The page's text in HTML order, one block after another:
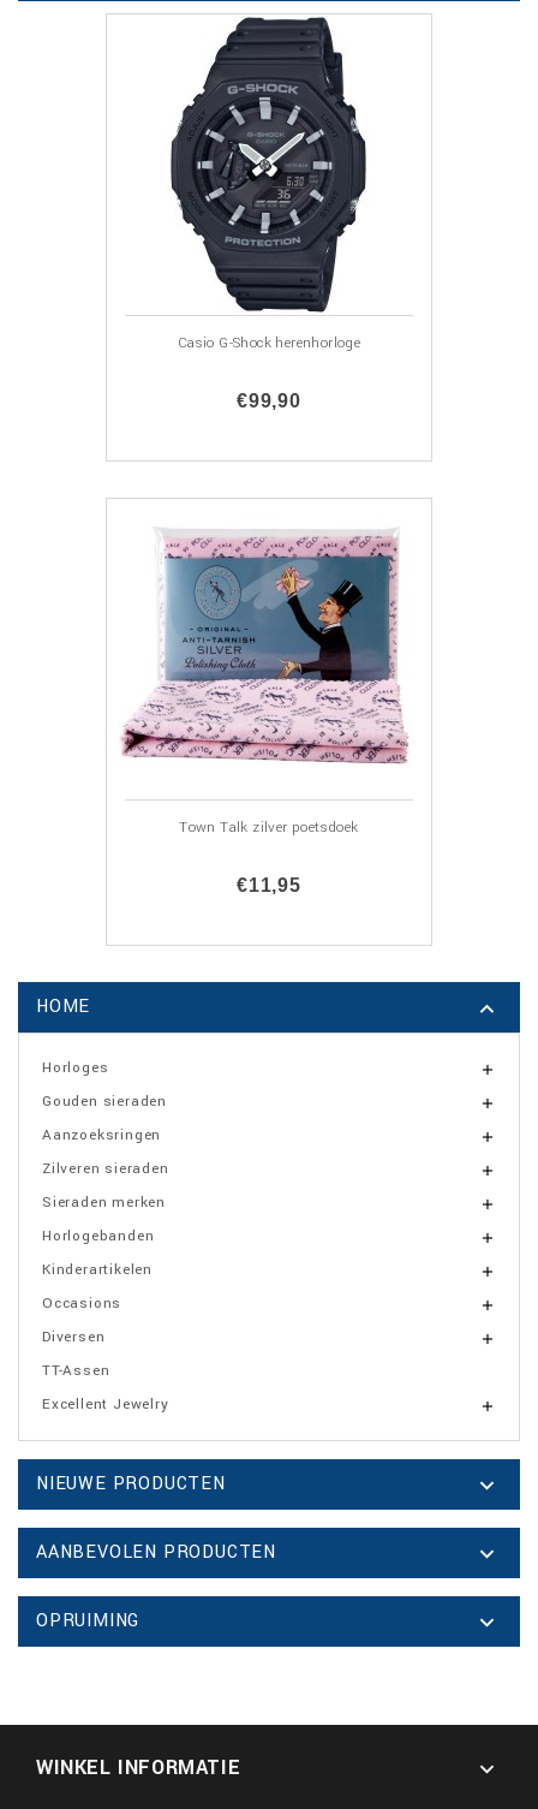
Casio G-Shock herenhorloge
€99,90
Town Talk zilver poetsdoek
€11,95
HOME 
Horloges 
Gouden sieraden 
Aanzoeksringen 
Zilveren sieraden 
Sieraden merken 
Horlogebanden 
Kinderartikelen 
Occasions 
Diversen 
TT-Assen
Excellent Jewelry

NIEUWE PRODUCTEN 
AANBEVOLEN PRODUCTEN 
OPRUIMING 
WINKEL INFORMATIE 